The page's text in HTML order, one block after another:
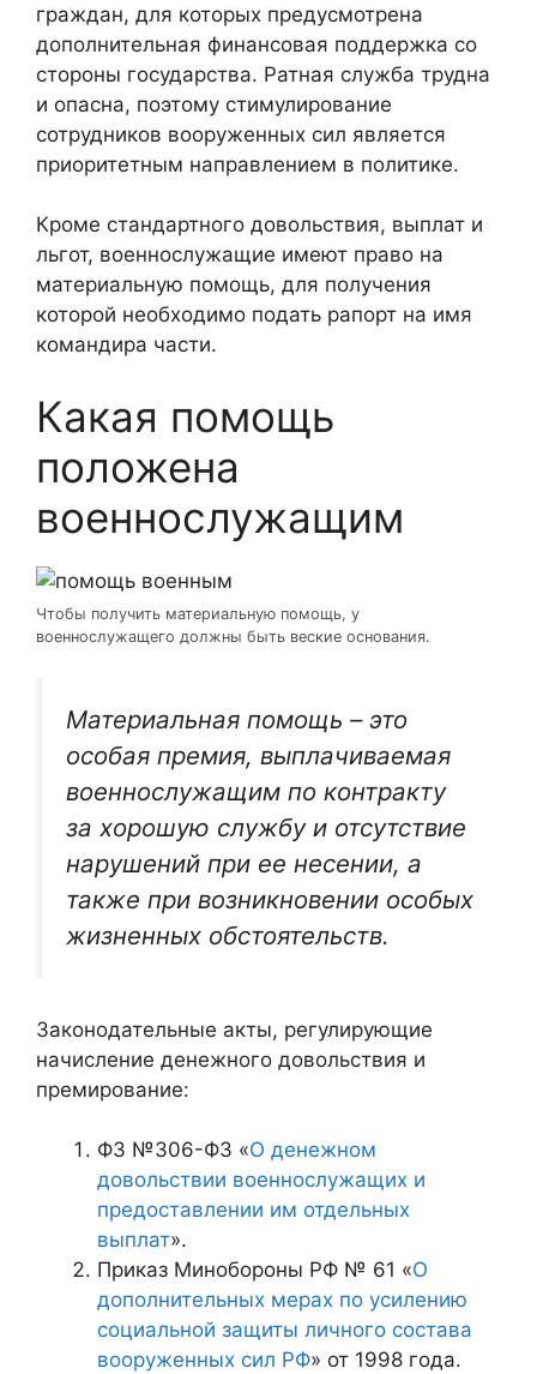
граждан, для которых предусмотрена
дополнительная финансовая поддержка со
стороны государства. Ратная служба трудна
и опасна, поэтому стимулирование
сотрудников вооруженных сил является
приоритетным направлением в политике.
Кроме стандартного довольствия, выплат и
льгот, военнослужащие имеют право на
материальную помощь, для получения
которой необходимо подать рапорт на имя
командира части.
Какая помощь
положена
военнослужащим
Чтобы получить материальную помощь, у
военнослужащего должны быть веские основания.
Материальная помощь – это
особая премия, выплачиваемая
военнослужащим по контракту
за хорошую службу и отсутствие
нарушений при ее несении, а
также при возникновении особых
жизненных обстоятельств.
Законодательные акты, регулирующие
начисление денежного довольствия и
премирование:
ФЗ №306-ФЗ «О денежном
довольствии военнослужащих и
предоставлении им отдельных
выплат».
Приказ Минобороны РФ № 61 «О
дополнительных мерах по усилению
социальной защиты личного состава
вооруженных сил РФ» от 1998 года.